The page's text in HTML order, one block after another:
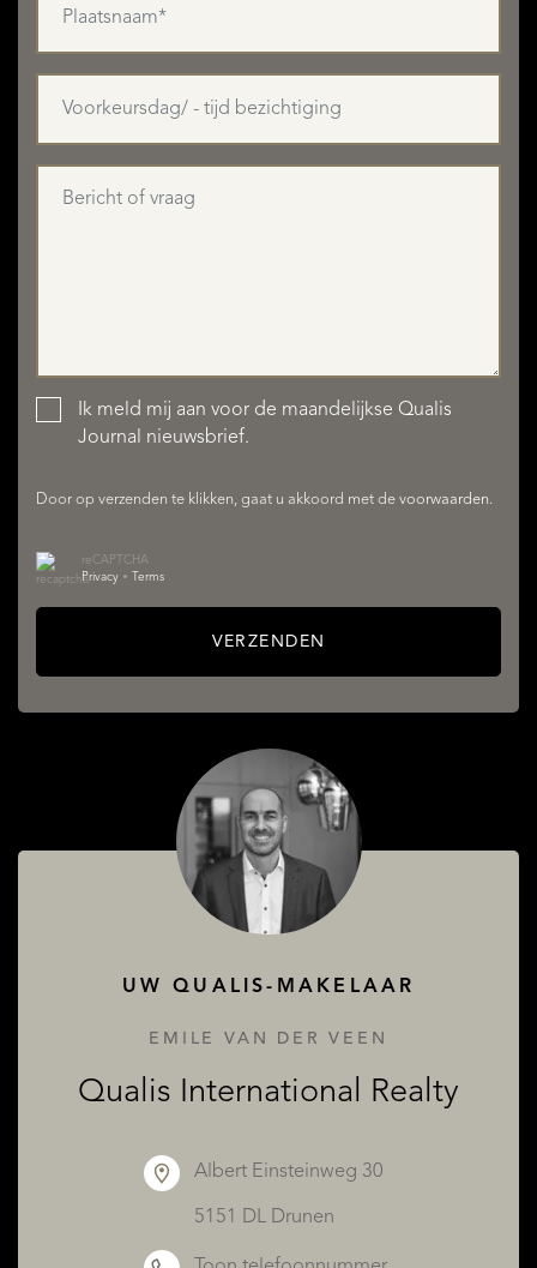
Ik meld mij aan voor de maandelijkse Qualis
Journal nieuwsbrief.
Door op verzenden te klikken, gaat u akkoord met de voorwaarden.
reCAPTCHA
Privacy • Terms
VERZENDEN
UW QUALIS-MAKELAAR
EMILE VAN DER VEEN
Qualis International Realty
Albert Einsteinweg 30
5151 DL Drunen
AANBOD
DIENSTEN